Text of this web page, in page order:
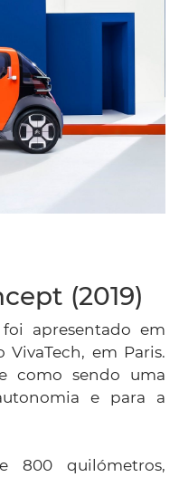
(2019)
apresentado em
VivaTech, em Paris.
como sendo uma
e para a
800 quilómetros,